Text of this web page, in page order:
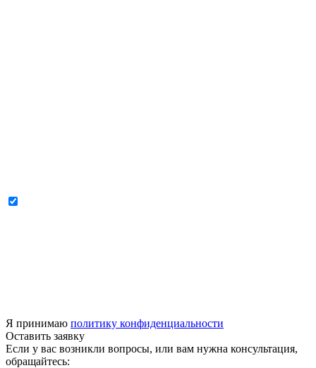
Я принимаю политику конфиденциальности
Оставить заявку
Если у вас возникли вопросы, или вам нужна консультация,
обращайтесь: